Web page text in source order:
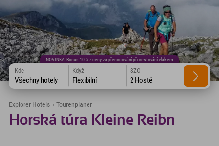
NOVINKA: Bonus 10 % z ceny za přenocování při cestování vlakem
Kde
Všechny hotely
Když
Flexibilní
SZO
2 Hosté
Explorer Hotels › Tourenplaner
Horská túra Kleine Reibn